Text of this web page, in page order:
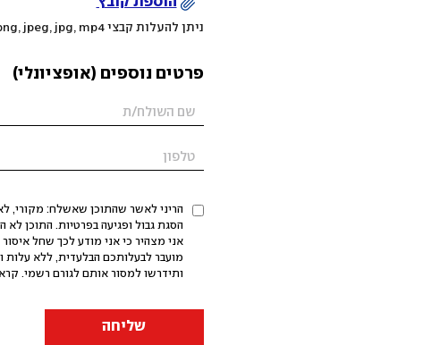
ניתן להעלות קבצי mov, png, jpeg, jpg, mp4 עד 200MB
פרטים נוספים (אופציונלי)
הריני לאשר שהתוכן שאשלח: מקורי,
אני מצהיר כי אני מודע לכך שחל
מועבר לבעלותכם הבלעדית, ללא עלות
ותידרשו למסור אותם לגורם רשמי.
שליחה